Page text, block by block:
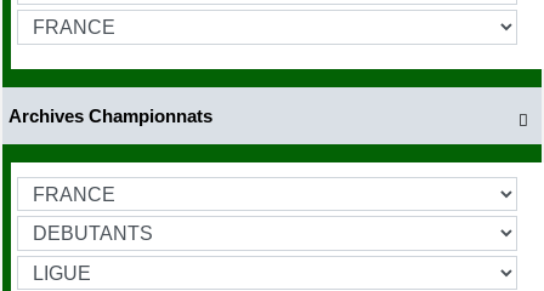

Archives Championnats